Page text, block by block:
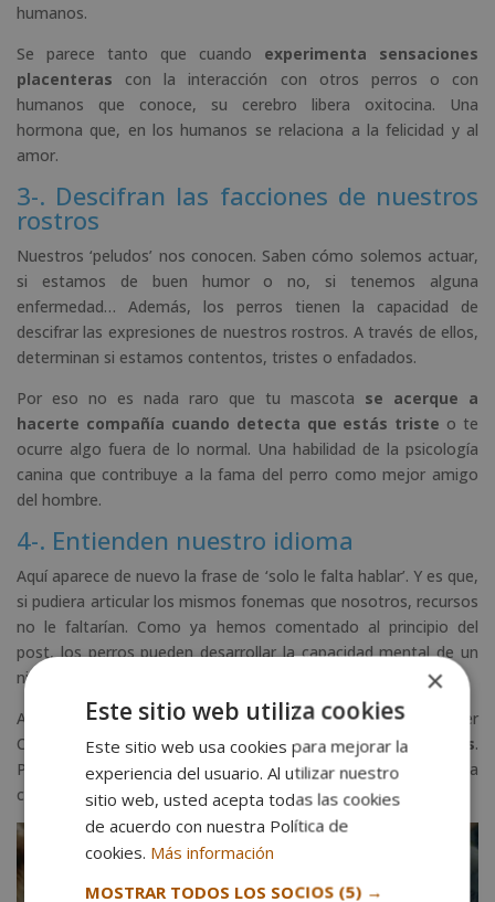
humanos.
Se parece tanto que cuando experimenta sensaciones
placenteras con la interacción con otros perros o con
humanos que conoce, su cerebro libera oxitocina. Una
hormona que, en los humanos se relaciona a la felicidad y al
amor.
3-. Descifran las facciones de nuestros
rostros
Nuestros ‘peludos’ nos conocen. Saben cómo solemos actuar,
si estamos de buen humor o no, si tenemos alguna
enfermedad… Además, los perros tienen la capacidad de
descifrar las expresiones de nuestros rostros. A través de ellos,
determinan si estamos contentos, tristes o enfadados.
Por eso no es nada raro que tu mascota se acerque a
hacerte compañía cuando detecta que estás triste o te
ocurre algo fuera de lo normal. Una habilidad de la psicología
canina que contribuye a la fama del perro como mejor amigo
del hombre.
4-. Entienden nuestro idioma
Aquí aparece de nuevo la frase de ‘solo le falta hablar’. Y es que,
si pudiera articular los mismos fonemas que nosotros, recursos
no le faltarían. Como ya hemos comentado al principio del
post, los perros pueden desarrollar la capacidad mental de un
niño de dos años.
Además, las razas de perros más inteligentes, como el Border
Collie, son capaces dealmacenar desde 200 a 250 palabras.
Por eso, saben qué significa salchicha, ‘a la cama’ o ‘vamos a la
calle’.
×
Este sitio web utiliza cookies
Este sitio web usa cookies para mejorar la
experiencia del usuario. Al utilizar nuestro
sitio web, usted acepta todas las cookies
de acuerdo con nuestra Política de
cookies. Más información
MOSTRAR TODOS LOS SOCIOS (5) →